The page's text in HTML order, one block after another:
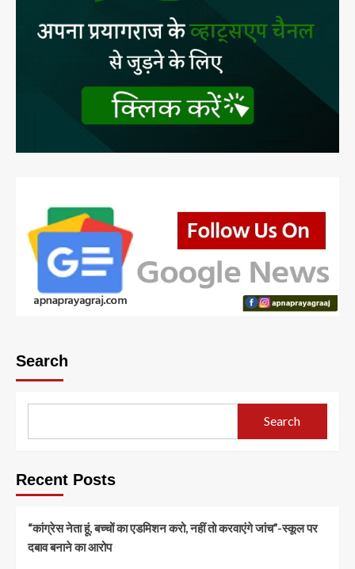
Search
Search
Recent Posts
“कांग्रेस नेता हूं, बच्चों का एडमिशन करो, नहीं तो करवाएंगे जांच”-स्कूल पर
दबाव बनाने का आरोप